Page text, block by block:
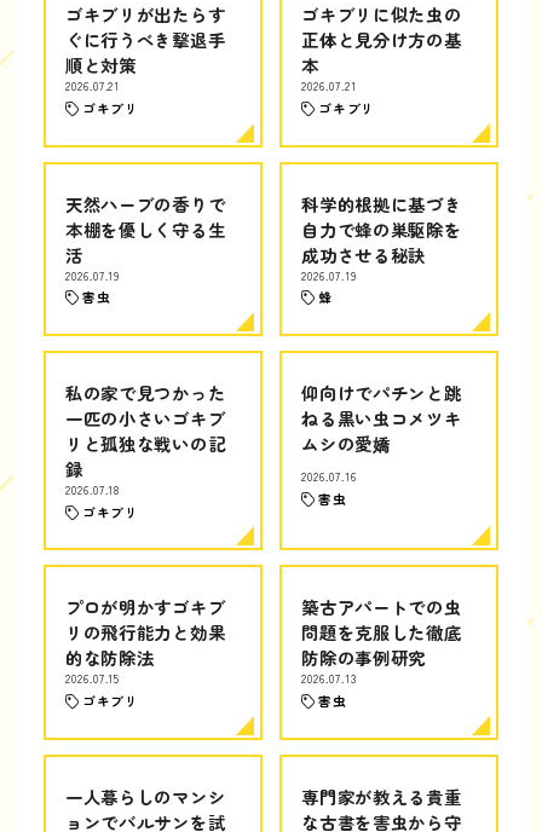
ゴキブリが出たらす
ぐに行うべき撃退手
順と対策
2026.07.21
ゴキブリ
ゴキブリに似た虫の
正体と見分け方の基
本
2026.07.21
ゴキブリ
天然ハーブの香りで
本棚を優しく守る生
活
2026.07.19
害虫
科学的根拠に基づき
自力で蜂の巣駆除を
成功させる秘訣
2026.07.19
蜂
私の家で見つかった
一匹の小さいゴキブ
リと孤独な戦いの記
録
2026.07.18
ゴキブリ
仰向けでパチンと跳
ねる黒い虫コメツキ
ムシの愛嬌
2026.07.16
害虫
プロが明かすゴキブ
リの飛行能力と効果
的な防除法
2026.07.15
ゴキブリ
築古アパートでの虫
問題を克服した徹底
防除の事例研究
2026.07.13
害虫
一人暮らしのマンシ
ョンでバルサンを試
専門家が教える貴重
な古書を害虫から守